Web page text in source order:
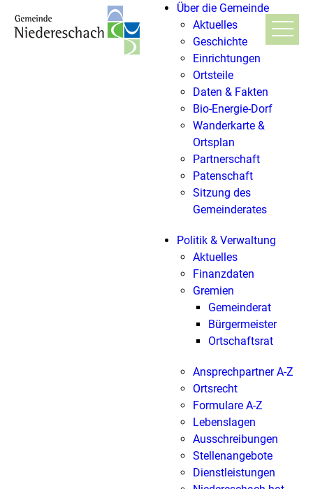
Über die Gemeinde
Aktuelles
Geschichte
Einrichtungen
Ortsteile
Daten & Fakten
Bio-Energie-Dorf
Wanderkarte &
Ortsplan
Partnerschaft
Patenschaft
Sitzung des
Gemeinderates
Politik & Verwaltung
Aktuelles
Finanzdaten
Gremien
Gemeinderat
Bürgermeister
Ortschaftsrat
Ansprechpartner A-Z
Ortsrecht
Formulare A-Z
Lebenslagen
Ausschreibungen
Stellenangebote
Dienstleistungen